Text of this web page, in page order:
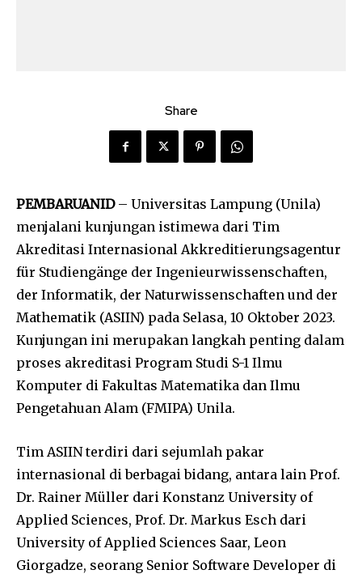
Share
PEMBARUANID– Universitas Lampung (Unila)
menjalani kunjungan istimewa dari Tim
Akreditasi Internasional Akkreditierungsagentur
für Studiengänge der Ingenieurwissenschaften,
der Informatik, der Naturwissenschaften und der
Mathematik (ASIIN) pada Selasa, 10 Oktober 2023.
Kunjungan ini merupakan langkah penting dalam
proses akreditasi Program Studi S-1 Ilmu
Komputer di Fakultas Matematika dan Ilmu
Pengetahuan Alam (FMIPA) Unila.
Tim ASIIN terdiri dari sejumlah pakar
internasional di berbagai bidang, antara lain Prof.
Dr. Rainer Müller dari Konstanz University of
Applied Sciences, Prof. Dr. Markus Esch dari
University of Applied Sciences Saar, Leon
Giorgadze, seorang Senior Software Developer di